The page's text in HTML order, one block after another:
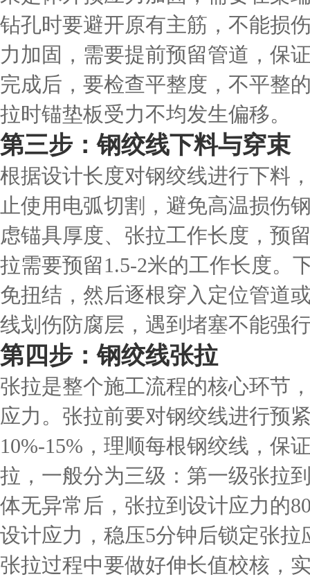
钻孔时要避开原有主筋，不能损
力加固，需要提前预留管道，保
完成后，要检查平整度，不平整
拉时锚垫板受力不均发生偏移。
第三步：钢绞线下料与穿束
根据设计长度对钢绞线进行下料
止使用电弧切割，避免高温损伤
虑锚具厚度、张拉工作长度，预
拉需要预留1.5-2米的工作长度。
免扭结，然后逐根穿入定位管道
线划伤防腐层，遇到堵塞不能强
第四步：钢绞线张拉
张拉是整个施工流程的核心环节
应力。张拉前要对钢绞线进行预
10%-15%，理顺每根钢绞线，保
拉，一般分为三级：第一级张拉
体无异常后，张拉到设计应力的
设计应力，稳压5分钟后锁定张拉
张拉过程中要做好伸长值校核，